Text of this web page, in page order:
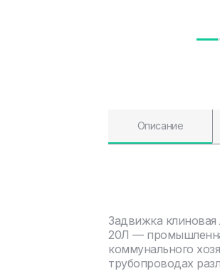
Описание
Задвижка
20Л —
коммунального
трубопроводах